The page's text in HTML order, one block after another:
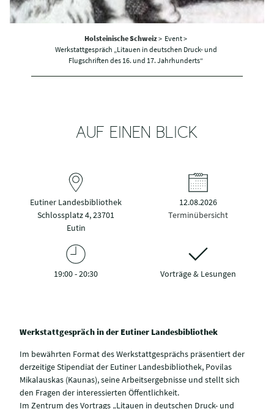
Holsteinische Schweiz> Event >
Werkstattgespräch „Litauen in deutschen Druck- und
Flugschriften des 16. und 17. Jahrhunderts“
AUF EINEN BLICK
Eutiner Landesbibliothek
Schlossplatz 4, 23701
Eutin
12.08.2026
Terminübersicht
19:00 - 20:30 Vorträge & Lesungen
Werkstattgespräch in der Eutiner Landesbibliothek
Im bewährten Format des Werkstattgesprächs präsentiert der
derzeitige Stipendiat der Eutiner Landesbibliothek, Povilas
Mikalauskas (Kaunas), seine Arbeitsergebnisse und stellt sich
den Fragen der interessierten Öffentlichkeit.
Im Zentrum des Vortrags „Litauen in deutschen Druck- und